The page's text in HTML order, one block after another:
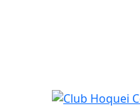
Club Hoquei